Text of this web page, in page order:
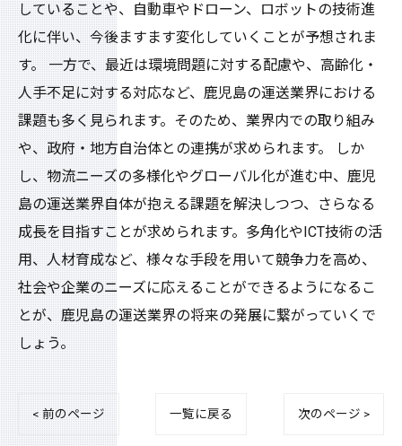
していることや、自動車やドローン、ロボットの技術進
化に伴い、今後ますます変化していくことが予想されま
す。 一方で、最近は環境問題に対する配慮や、高齢化・
人手不足に対する対応など、鹿児島の運送業界における
課題も多く見られます。そのため、業界内での取り組み
や、政府・地方自治体との連携が求められます。 しか
し、物流ニーズの多様化やグローバル化が進む中、鹿児
島の運送業界自体が抱える課題を解決しつつ、さらなる
成長を目指すことが求められます。多角化やICT技術の活
用、人材育成など、様々な手段を用いて競争力を高め、
社会や企業のニーズに応えることができるようになるこ
とが、鹿児島の運送業界の将来の発展に繋がっていくで
しょう。
< 前のページ 一覧に戻る 次のページ >